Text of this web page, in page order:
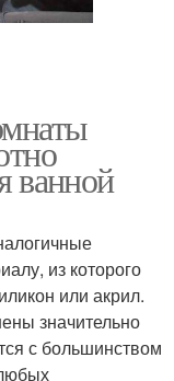
ванной
из которого
или акрил.
значительно
с большинством